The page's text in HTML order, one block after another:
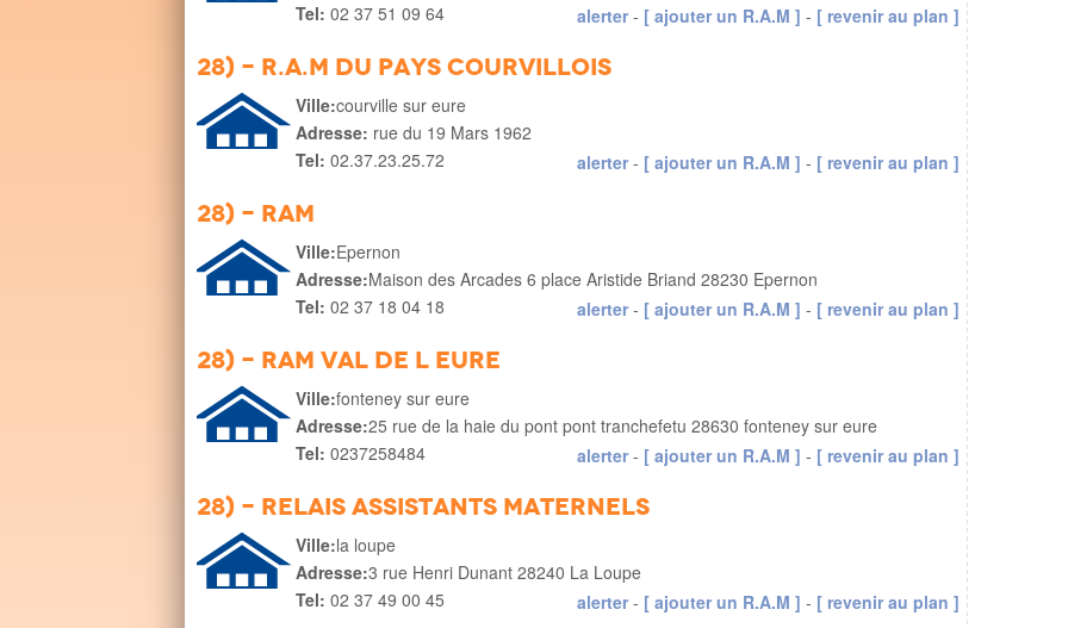
Tel: 02 37 51 09 64 alerter - [ ajouter un R.A.M ] - [ revenir au plan ]
28) - R.A.M du pays courvillois
Ville:courville sur eure
Adresse: rue du 19 Mars 1962
Tel: 02.37.23.25.72 alerter - [ ajouter un R.A.M ] - [ revenir au plan ]
28) - RAM
Ville:Epernon
Adresse:Maison des Arcades 6 place Aristide Briand 28230 Epernon
Tel: 02 37 18 04 18 alerter - [ ajouter un R.A.M ] - [ revenir au plan ]
28) - ram val de l eure
Ville:fonteney sur eure
Adresse:25 rue de la haie du pont pont tranchefetu 28630 fonteney sur eure
Tel: 0237258484 alerter - [ ajouter un R.A.M ] - [ revenir au plan ]
28) - Relais Assistants Maternels
Ville:la loupe
Adresse:3 rue Henri Dunant 28240 La Loupe
Tel: 02 37 49 00 45 alerter - [ ajouter un R.A.M ] - [ revenir au plan ]